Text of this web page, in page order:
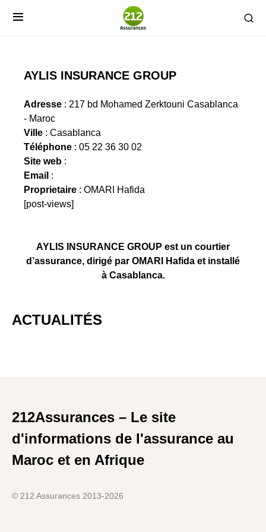
AYLIS INSURANCE GROUP
Adresse : 217 bd Mohamed Zerktouni Casablanca
- Maroc
Ville : Casablanca
Téléphone : 05 22 36 30 02
Site web :
Email :
Proprietaire : OMARI Hafida
[post-views]
AYLIS INSURANCE GROUP est un courtier
d’assurance, dirigé par OMARI Hafida et installé
à Casablanca.
ACTUALITÉS
212Assurances – Le site
d'informations de l'assurance au
Maroc et en Afrique
© 212 Assurances 2013-2026